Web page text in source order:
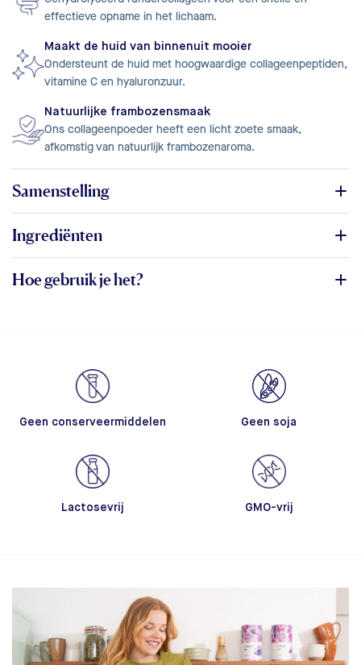
effectieve opname in het lichaam.
Maakt de huid van binnenuit mooier
Ondersteunt de huid met hoogwaardige collageenpeptiden,
vitamine C en hyaluronzuur.
Natuurlijke frambozensmaak
Ons collageenpoeder heeft een licht zoete smaak,
afkomstig van natuurlijk frambozenaroma.
Samenstelling
Ingrediënten
Hoe gebruik je het?
Geen conserveermiddelen Geen soja
Lactosevrij GMO-vrij